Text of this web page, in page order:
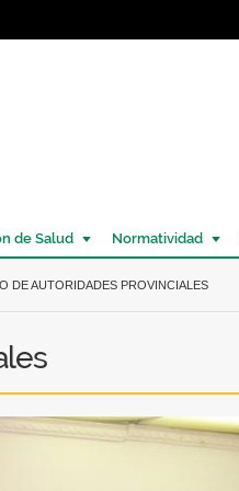
de Salud Normatividad
DE AUTORIDADES PROVINCIALES